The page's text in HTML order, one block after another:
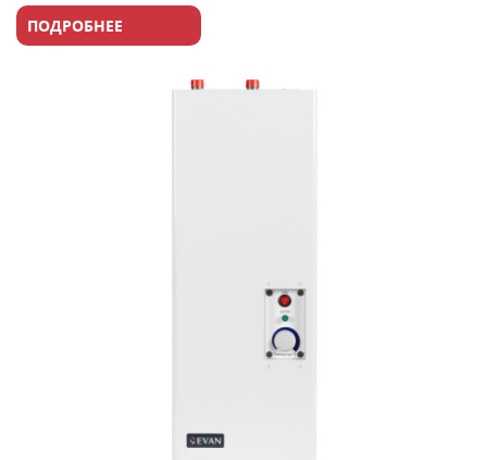
ПОДРОБНЕЕ